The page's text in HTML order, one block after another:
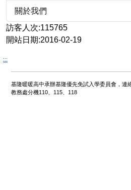
關於我們
訪客人次:115765
開站日期:2016-02-19
:::
基隆暖暖高中承辦基隆優先免試入學委員會，連
教務處分機110、115、118